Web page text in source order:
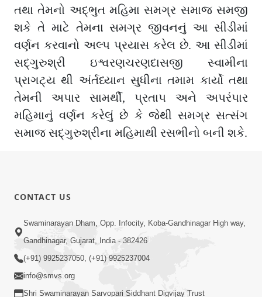
તથા તેમનો અદ્ભુત મહિમા સમગ્ર સમાજ સમજી
શકે તે માટે તેમના સમગ્ર જીવનનું આ સીડીમાં
વર્ણન કરવાનો અલ્પ પ્રયાસ કરેલ છે. આ સીડીમાં
સદ્ગુરુશ્રી ઇશ્વરણચરણદાસજી સ્વામીના
પ્રાગટ્ય થી અંર્તધ્યાન સુધીના તમામ કાર્યો તથા
તેમની અપાર સામર્થી, પ્રતાપ અને અપરંપાર
મહિમાનું વર્ણન કરેલું છે કે જેથી સમગ્ર સત્સંગ
સમાજ સદ્ગુરુશ્રીના મહિમાથી રસભીનો બની શકે.
CONTACT US
Swaminarayan Dham, Opp. Infocity, Koba-Gandhinagar High way,
Gandhinagar, Gujarat, India - 382426
(+91) 9925237050, (+91) 9925237004
info@smvs.org
Shri Swaminarayan Sarvopari Siddhant Digvijay Trust